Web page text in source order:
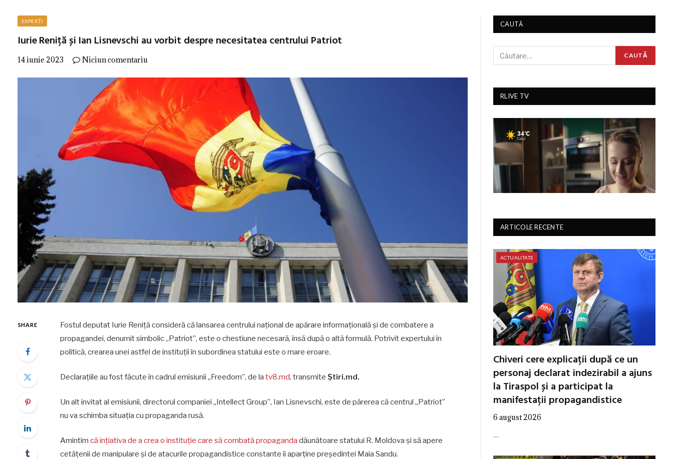
EXPERȚI
Iurie Reniță și Ian Lisnevschi au vorbit despre necesitatea centrului Patriot
14 iunie 2023 Niciun comentariu
SHARE
Fostul deputat Iurie Reniță consideră că lansarea centrului național de apărare informațională și de combatere a
propagandei, denumit simbolic „Patriot”, este o chestiune necesară, însă după o altă formulă. Potrivit expertului în
politică, crearea unei astfel de instituții în subordinea statului este o mare eroare.
Declarațiile au fost făcute în cadrul emisiunii „Freedom”, de la tv8.md, transmite Știri.md.
Un alt invitat al emisiunii, directorul companiei „Intellect Group”, Ian Lisnevschi, este de părerea că centrul „Patriot”
nu va schimba situația cu propaganda rusă.
Amintim că ințiativa de a crea o instituție care să combată propaganda dăunătoare statului R. Moldova și să apere
cetățenii de manipulare și de atacurile propagandistice constante îi aparține președintei Maia Sandu.
CAUTĂ
RLIVE TV
ARTICOLE RECENTE
ACTUALITATE
Chiveri cere explicații după ce un
personaj declarat indezirabil a ajuns
la Tiraspol și a participat la
manifestații propagandistice
6 august 2026
…